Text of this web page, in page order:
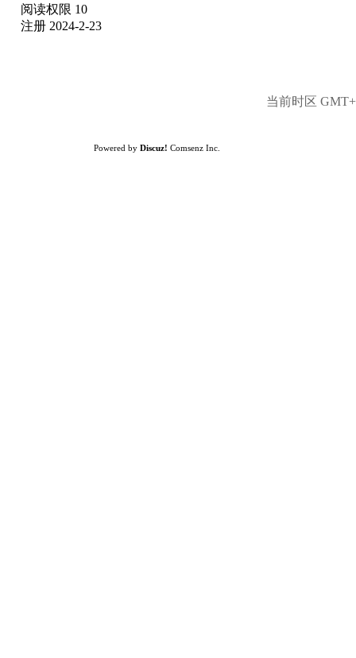
阅读权限 10
注册 2024-2-23
当前时区
Powered by Discuz! Comsenz Inc.